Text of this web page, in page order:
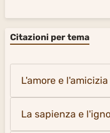
Citazioni per tema
L'amore e l'amicizia
La sapienza e